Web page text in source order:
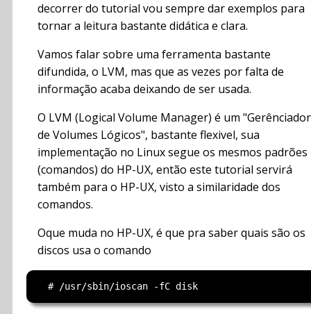
decorrer do tutorial vou sempre dar exemplos para
tornar a leitura bastante didática e clara.
Vamos falar sobre uma ferramenta bastante
difundida, o LVM, mas que as vezes por falta de
informação acaba deixando de ser usada.
O LVM (Logical Volume Manager) é um "Gerênciador
de Volumes Lógicos", bastante flexivel, sua
implementação no Linux segue os mesmos padrões
(comandos) do HP-UX, então este tutorial servirá
também para o HP-UX, visto a similaridade dos
comandos.
Oque muda no HP-UX, é que pra saber quais são os
discos usa o comando